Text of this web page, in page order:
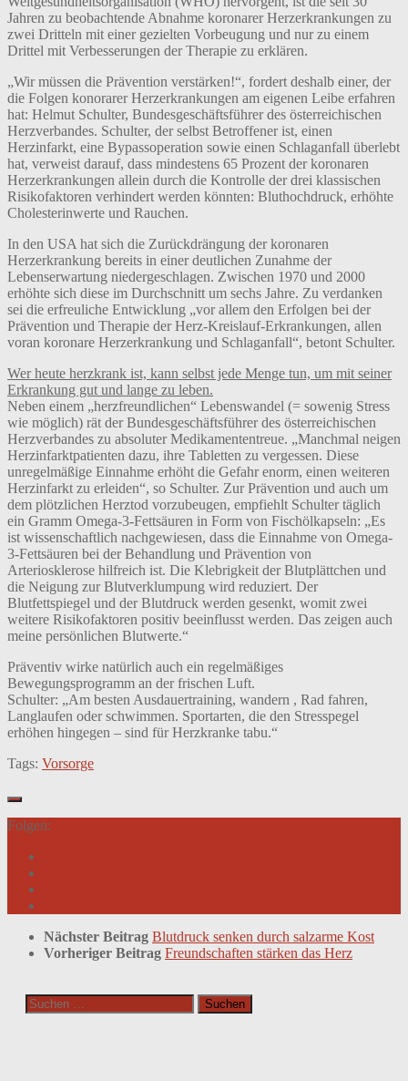
Jahren zu beobachtende Abnahme koronarer Herzerkrankungen zu
zwei Dritteln mit einer gezielten Vorbeugung und nur zu einem
Drittel mit Verbesserungen der Therapie zu erklären.
„Wir müssen die Prävention verstärken!“, fordert deshalb einer, der
die Folgen konorarer Herzerkrankungen am eigenen Leibe erfahren
hat: Helmut Schulter, Bundesgeschäftsführer des österreichischen
Herzverbandes. Schulter, der selbst Betroffener ist, einen
Herzinfarkt, eine Bypassoperation sowie einen Schlaganfall überlebt
hat, verweist darauf, dass mindestens 65 Prozent der koronaren
Herzerkrankungen allein durch die Kontrolle der drei klassischen
Risikofaktoren verhindert werden könnten: Bluthochdruck, erhöhte
Cholesterinwerte und Rauchen.
In den USA hat sich die Zurückdrängung der koronaren
Herzerkrankung bereits in einer deutlichen Zunahme der
Lebenserwartung niedergeschlagen. Zwischen 1970 und 2000
erhöhte sich diese im Durchschnitt um sechs Jahre. Zu verdanken
sei die erfreuliche Entwicklung „vor allem den Erfolgen bei der
Prävention und Therapie der Herz-Kreislauf-Erkrankungen, allen
voran koronare Herzerkrankung und Schlaganfall“, betont Schulter.
Wer heute herzkrank ist, kann selbst jede Menge tun, um mit seiner
Erkrankung gut und lange zu leben.
Neben einem „herzfreundlichen“ Lebenswandel (= sowenig Stress
wie möglich) rät der Bundesgeschäftsführer des österreichischen
Herzverbandes zu absoluter Medikamententreue. „Manchmal neigen
Herzinfarktpatienten dazu, ihre Tabletten zu vergessen. Diese
unregelmäßige Einnahme erhöht die Gefahr enorm, einen weiteren
Herzinfarkt zu erleiden“, so Schulter. Zur Prävention und auch um
dem plötzlichen Herztod vorzubeugen, empfiehlt Schulter täglich
ein Gramm Omega-3-Fettsäuren in Form von Fischölkapseln: „Es
ist wissenschaftlich nachgewiesen, dass die Einnahme von Omega-
3-Fettsäuren bei der Behandlung und Prävention von
Arteriosklerose hilfreich ist. Die Klebrigkeit der Blutplättchen und
die Neigung zur Blutverklumpung wird reduziert. Der
Blutfettspiegel und der Blutdruck werden gesenkt, womit zwei
weitere Risikofaktoren positiv beeinflusst werden. Das zeigen auch
meine persönlichen Blutwerte.“
Präventiv wirke natürlich auch ein regelmäßiges
Bewegungsprogramm an der frischen Luft.
Schulter: „Am besten Ausdauertraining, wandern , Rad fahren,
Langlaufen oder schwimmen. Sportarten, die den Stresspegel
erhöhen hingegen – sind für Herzkranke tabu.“
Tags: Vorsorge
Folgen:
Nächster Beitrag Blutdruck senken durch salzarme Kost
Vorheriger Beitrag Freundschaften stärken das Herz
Suchen
nach: